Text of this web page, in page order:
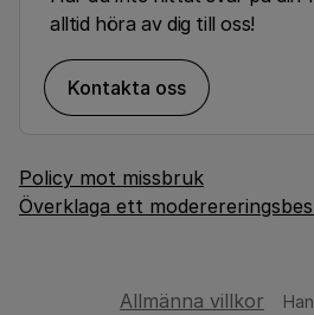
alltid höra av dig till oss!
Kontakta oss
Policy mot missbruk
Överklaga ett
Allmänna villkor